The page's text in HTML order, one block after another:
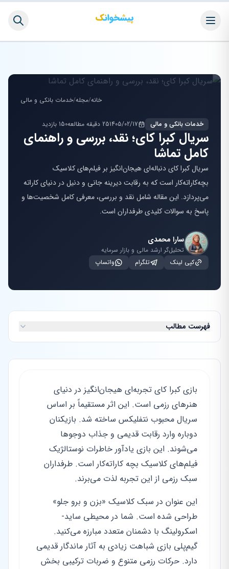
خانه/مجله/خدمات بانکی و مالی
خدمات بانکی و مالی 1405/02/1725 دقیقه مطالعه 150 بازدید
سریال کبرا کای؛ نقد، بررسی و راهنمای
کامل تماشا
سریال کبرا کای دنباله‌ای هیجان‌انگیز بر فیلم‌های کلاسیک
بچه‌کاراته‌کار است که به رقابت دیرینه جانی و دنیل در دنیای کاراته
می‌پردازد. این مقاله شامل نقد و بررسی، معرفی کامل شخصیت‌ها و
پاسخ به سوالات کلیدی طرفداران است.
سارا محمدی
تحلیل‌گر ارشد مالی و بازار سرمایه
کپی لینک
تلگرام واتساپ
فهرست مطالب
بازی کبرا کای تجربه‌ای هیجان‌انگیز در دنیای
هنرهای رزمی است. این اثر مستقیماً بر اساس
سریال محبوب نتفلیکس ساخته شد. بازیکنان
دوباره وارد رقابت قدیمی و جذاب دوجوها
می‌شوند. این بازی یادآور خاطرات نوستالژیک
فیلم‌های کلاسیک بچه‌ کاراته‌کار است. طرفداران
سبک رزمی از این تجربه لذت می‌برند.
این عنوان در سبک کلاسیک «بزن و برو جلو»
طراحی شده است. شما در محیطی ساید-
اسکرولینگ با دشمنان متعدد مبارزه می‌کنید.
گیم‌پلی بازی شباهت زیادی به آثار ماندگار قدیمی
دارد. حرکات رزمی متنوع و ضربات ترکیبی بخش